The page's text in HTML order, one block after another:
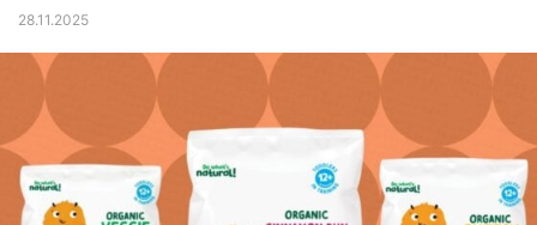
28.11.2025